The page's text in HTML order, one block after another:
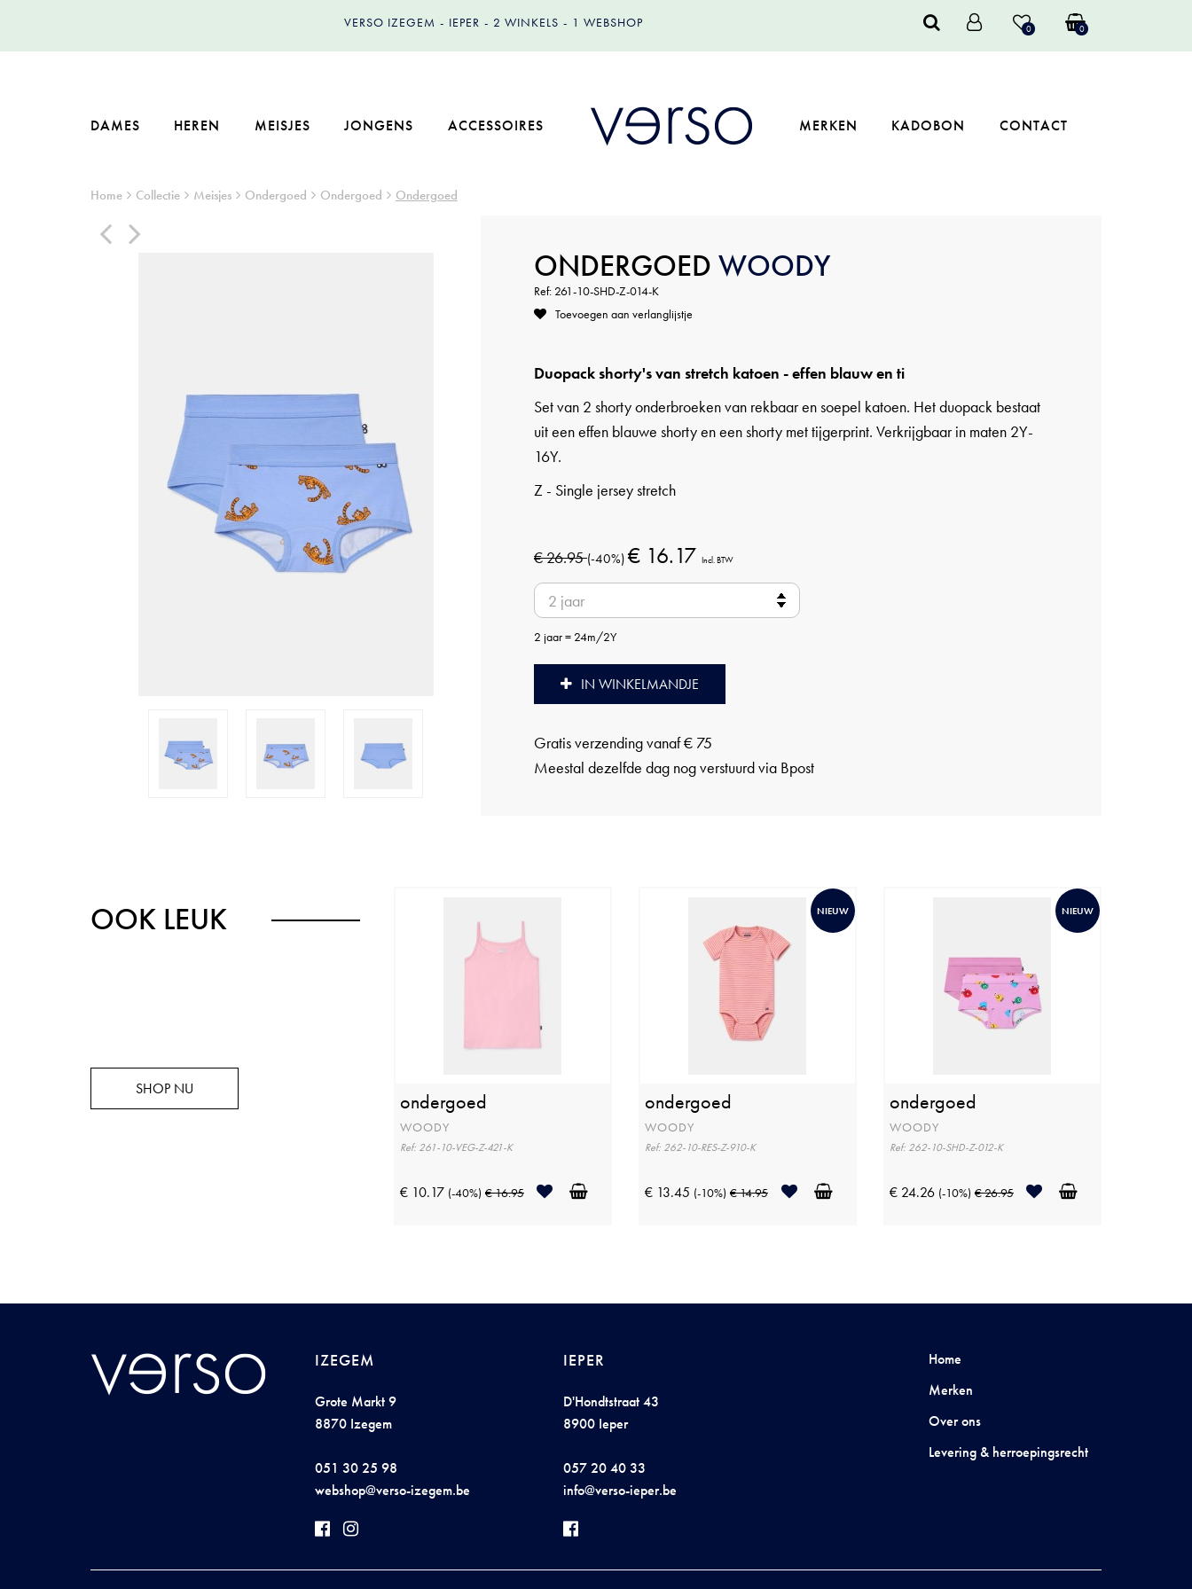
VERSO IZEGEM IEPER 2 WINKELS 1 WEBSHOP 0 0
DAMES HEREN MEISJES JONGENS ACCESSOIRES MERKEN KADOBON CONTACT
Home Collectie Meisjes Ondergoed Ondergoed Ondergoed
ONDERGOED WOODY
Ref: 261-10-SHD-Z-014-K
Toevoegen aan verlanglijstje
Duopack shorty's van stretch katoen - effen blauw en ti
Set van 2 shorty onderbroeken van rekbaar en soepel katoen. Het duopack bestaat
uit een effen blauwe shorty en een shorty met tijgerprint. Verkrijgbaar in maten 2Y-
16Y.
Z - Single jersey stretch
€ 26.95(-40%) € 16.17 Incl. BTW
2 jaar = 24m/2Y
IN WINKELMANDJE
Gratis verzending vanaf € 75
Meestal dezelfde dag nog verstuurd via Bpost
OOK LEUK
SHOP NU
ondergoed
WOODY
Ref: 261-10-VEG-Z-421-K
€ 10.17 (-40%) € 16.95
NIEUW
ondergoed
WOODY
Ref: 262-10-RES-Z-910-K
€ 13.45 (-10%) € 14.95
NIEUW
ondergoed
WOODY
Ref: 262-10-SHD-Z-012-K
€ 24.26 (-10%) € 26.95
IZEGEM
Grote Markt 9
8870 Izegem
051 30 25 98
webshop@verso-izegem.be
IEPER
D'Hondtstraat 43
8900 Ieper
057 20 40 33
info@verso-ieper.be
Home
Merken
Over ons
Levering & herroepingsrecht